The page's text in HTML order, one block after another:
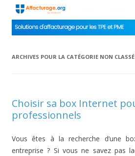
ARCHIVES POUR LA CATÉGORIE NON CLASSÉ
Choisir sa box Internet
professionnels
Vous êtes à la recherche d’une
entreprise ? Si vous ne savez pas